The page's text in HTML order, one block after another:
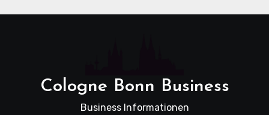
Cologne Bonn Business
Business Informationen